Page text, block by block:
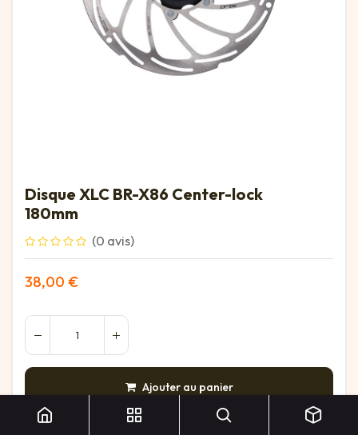
Disque XLC BR-X86 Center-lock
180mm
(0 avis)
38,00 €
Ajouter au panier